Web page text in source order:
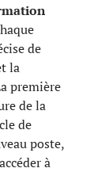
de
la
première
de la
de
poste,
à